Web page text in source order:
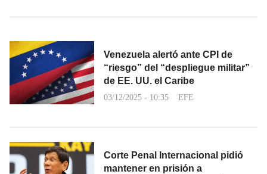
Venezuela alertó ante CPI de
“riesgo” del “despliegue militar”
de EE. UU. el Caribe
03/12/2025 - 10:35 EFE
Corte Penal Internacional pidió
mantener en prisión a